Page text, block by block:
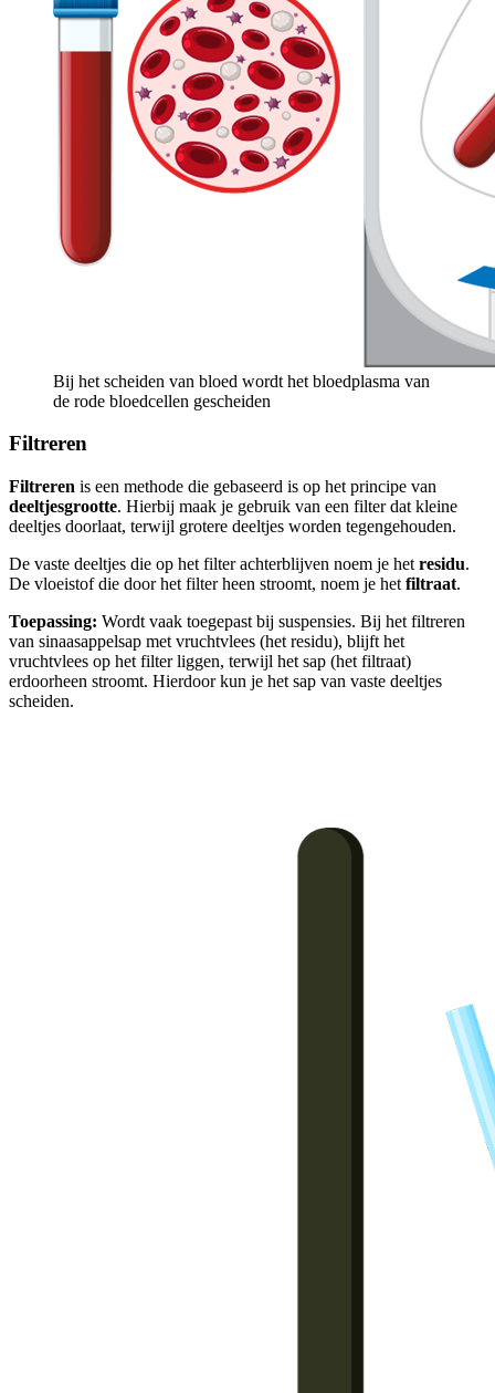
Bij het scheiden van bloed wordt het bloedplasma van
de rode bloedcellen gescheiden
Filtreren
Filtreren is een methode die gebaseerd is op het principe van
deeltjesgrootte. Hierbij maak je gebruik van een filter dat kleine
deeltjes doorlaat, terwijl grotere deeltjes worden tegengehouden.
De vaste deeltjes die op het filter achterblijven noem je het residu.
De vloeistof die door het filter heen stroomt, noem je het filtraat.
Toepassing: Wordt vaak toegepast bij suspensies. Bij het filtreren
van sinaasappelsap met vruchtvlees (het residu), blijft het
vruchtvlees op het filter liggen, terwijl het sap (het filtraat)
erdoorheen stroomt. Hierdoor kun je het sap van vaste deeltjes
scheiden.